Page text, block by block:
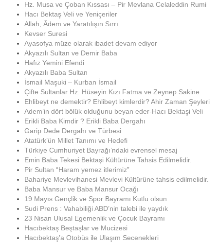
Hz. Musa ve Çoban Kıssası – Pir Mevlana Celaleddin Rumi
Hacı Bektaş Veli ve Yeniçeriler
Allah, Âdem ve Yaratılışın Sırrı
Kevser Suresi
Ayasofya müze olarak ibadet devam ediyor
Akyazılı Sultan ve Demir Baba
Hafız Yemini Efendi
Akyazılı Baba Sultan
İsmail Maşuki – Kurban İsmail
Çifte Sultanlar Hz. Hüseyin Kızı Fatma ve Zeynep Sakine
Ehlibeyt ne demektir? Ehlibeyt kimlerdir? Ahir Zaman Şeyleri
Adem’in dört bölük olduğunu beyan eder-Hacı Bektaşi Veli
Erikli Baba Kimdir ? Erikli Baba Dergahı
Garip Dede Dergahı ve Türbesi
Atatürk’ün Millet Tanımı ve Hedefi
Türkiye Cumhuriyet Bayrağı’ndaki evrensel mesaj
Emin Baba Tekesi Bektaşi Kültürüne Tahsis Edilmelidir.
Pir Sultan “Haram yemez itlerimiz”
Bahariye Mevlevihanesi Mevlevi Kültürüne tahsis edilmelidir.
Baba Mansur ve Baba Mansur Ocağı
19 Mayıs Gençlik ve Spor Bayramı Kutlu olsun
Sudi Prens : Vahabiliği ABD’nin talebi ile yaydık
23 Nisan Ulusal Egemenlik ve Çocuk Bayramı
Hacıbektaş Beştaşlar ve Mucizesi
Hacıbektaş’a Otobüs ile Ulaşım Secenekleri